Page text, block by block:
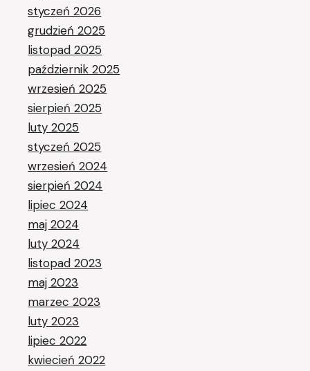
styczeń 2026
grudzień 2025
listopad 2025
październik 2025
wrzesień 2025
sierpień 2025
luty 2025
styczeń 2025
wrzesień 2024
sierpień 2024
lipiec 2024
maj 2024
luty 2024
listopad 2023
maj 2023
marzec 2023
luty 2023
lipiec 2022
kwiecień 2022